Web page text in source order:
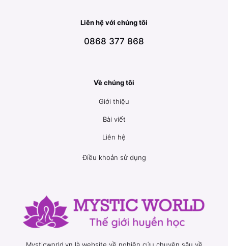
Liên hệ với chúng tôi
0868 377 868
Về chúng tôi
Giới thiệu
Bài viết
Liên hệ
Điều khoản sử dụng